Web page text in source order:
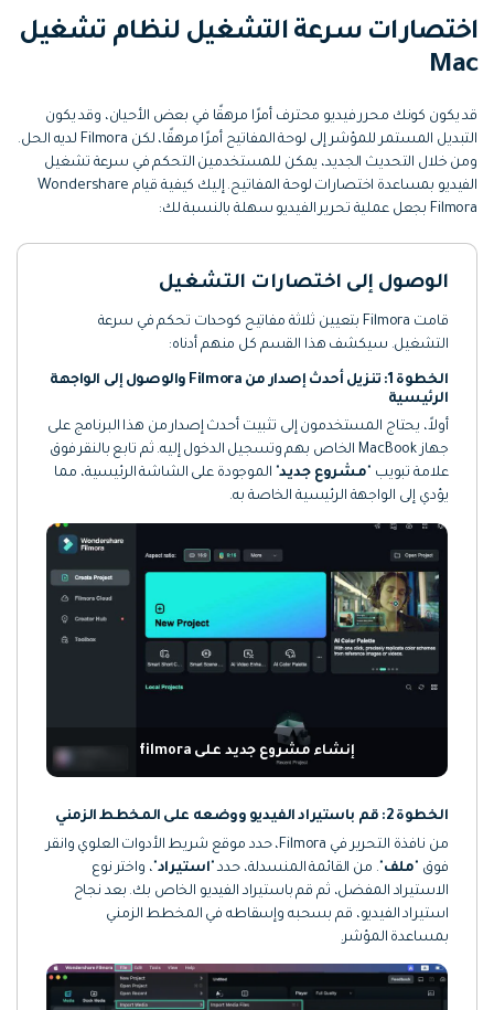
رؤى التحرير
تعلم المعرفة الأساسية في تحرير
إنشاء تأثيرات خاصة بنفسك
تابع Filmora على:
Blog
اختصارات سرعة التشغيل لنظام تشغيل
Mac
قد يكون كونك محرر فيديو محترف أمرًا مرهقًا في بعض الأحيان، وقد يكون
التبديل المستمر للمؤشر إلى لوحة المفاتيح أمرًا مرهقًا، لكن Filmora لديه الحل.
ومن خلال التحديث الجديد، يمكن للمستخدمين التحكم في سرعة تشغيل
الفيديو بمساعدة اختصارات لوحة المفاتيح. إليك كيفية قيام Wondershare
Filmora بجعل عملية تحرير الفيديو سهلة بالنسبة لك:
الوصول إلى اختصارات التشغيل
قامت Filmora بتعيين ثلاثة مفاتيح كوحدات تحكم في سرعة
التشغيل. سيكشف هذا القسم كل منهم أدناه:
الخطوة 1: تنزيل أحدث إصدار من Filmora والوصول إلى الواجهة
الرئيسية
أولاً، يحتاج المستخدمون إلى تثبيت أحدث إصدار من هذا البرنامج على
جهاز MacBook الخاص بهم وتسجيل الدخول إليه. ثم تابع بالنقر فوق
علامة تبويب " مشروع جديد" الموجودة على الشاشة الرئيسية، مما
يؤدي إلى الواجهة الرئيسية الخاصة به.
إنشاء مشروع جديد على filmora
الخطوة 2: قم باستيراد الفيديو ووضعه على المخطط الزمني
من نافذة التحرير في Filmora، حدد موقع شريط الأدوات العلوي وانقر
فوق "ملف". من القائمة المنسدلة، حدد "استيراد"، واختر نوع
الاستيراد المفضل، ثم قم باستيراد الفيديو الخاص بك. بعد نجاح
استيراد الفيديو، قم بسحبه وإسقاطه في المخطط الزمني
بمساعدة المؤشر.